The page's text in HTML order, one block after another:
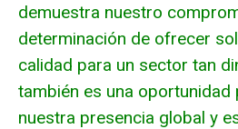
demuestra nuestro
determinación de ofrecer
calidad para un sector tan
también es una
nuestra presencia global y